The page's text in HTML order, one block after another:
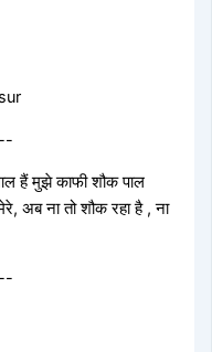
हैं मुझे काफी शौक पाल
अब ना तो शौक रहा है , ना